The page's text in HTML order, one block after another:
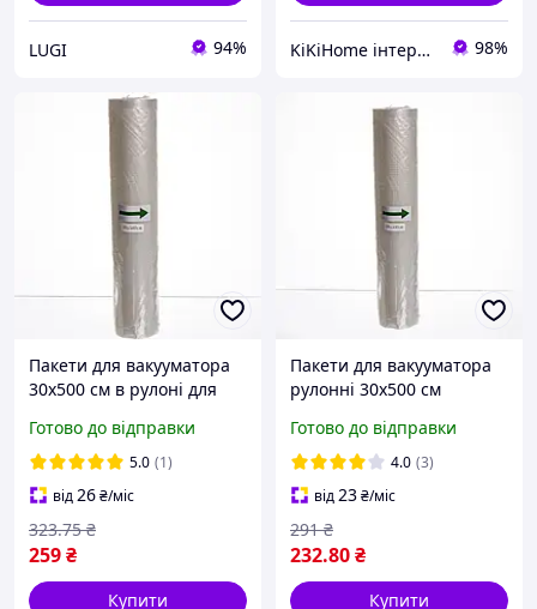
LUGI 94% KiKiHome інтернет-магазин якісних товарів для дому 98%
Пакети для вакууматора
30х500 см в рулоні для
вакуумні пакети
герметичні для
зберігання їжі
Готово до відправки
5.0 (1)
від26₴/міс
259₴
323.75 ₴
Купити
Пакети для вакууматора
рулонні 30х500 см
герметичні для
вакуумування продуктів
зберігання
Готово до відправки
4.0 (3)
від23₴/міс
232.80₴
291 ₴
Купити